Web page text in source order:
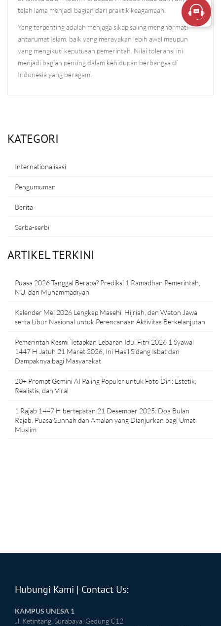
telah lama menjadi bagian dari praktik keagamaan.
Yang terpenting adalah menjaga sikap saling menghormati
antarumat Islam, baik yang merayakan lebih awal maupun
yang mengikuti keputusan pemerintah. Nilai toleransi ini
menjadi bagian penting dalam kehidupan berbangsa di
Indonesia yang beragam.
KATEGORI
Internationalisasi
Pengumuman
Berita
Serba-serbi
ARTIKEL TERKINI
Puasa 2026 Tanggal Berapa? Prediksi 1 Ramadhan Pemerintah,
NU, dan Muhammadiyah
Kalender Mei 2026 Lengkap Masehi, Hijriah, dan Weton Jawa
serta Libur Nasional untuk Perencanaan Aktivitas Berkelanjutan
Pemerintah Resmi Tetapkan Lebaran Idul Fitri 2026 1 Syawal
1447 H Jatuh 21 Maret 2026, Ini Hasil Sidang Isbat dan
Dampaknya bagi Masyarakat
20+ Prompt Gemini AI Paling Populer untuk Foto Diri: Estetik,
Realistis, dan Viral
1 Rajab 1447 H bertepatan 21 Desember 2025: Doa Bulan
Rajab, Puasa Sunnah dan Amalan yang Dianjurkan bagi Umat
Muslim
Hubungi Kami | Contact Us:
KAMPUS UNESA 1
Jl. Ketintang, Surabaya, Gedung C12